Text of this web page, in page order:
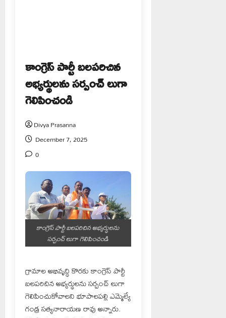
కాంగ్రెస్ పార్టీ బలపరిచిన
అభ్యర్థులను సర్పంచ్ లుగా
గెలిపించండి
Divya Prasanna
December 7, 2025
0
కాంగ్రెస్ పార్టీ బలపరిచిన అభ్యర్థులను
సర్పంచ్ లుగా గెలిపించండి
గ్రామాల అభివృద్ధి కొరకు కాంగ్రెస్ పార్టీ
బలపరిచిన అభ్యర్థులను సర్పంచ్ లుగా
గెలిపించుకోవాలని భూపాలపల్లి ఎమ్మెల్యే
గండ్ర సత్యనారాయణ రావు అన్నారు.